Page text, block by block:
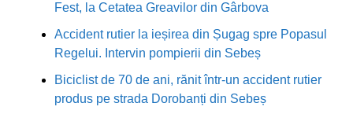
Fest, la Cetatea Greavilor din Gârbova
Accident rutier la ieșirea din Șugag spre Popasul
Regelui. Intervin pompierii din Sebeș
Biciclist de 70 de ani, rănit într-un accident rutier
produs pe strada Dorobanți din Sebeș